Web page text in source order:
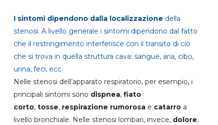
I sintomi dipendono dalla localizzazione della
stenosi. A livello generale i sintomi dipendono dal fatto
che il restringimento interferisce con il transito di ciò
che si trova in quella struttura cava: sangue, aria, cibo,
urina, feci, ecc.
Nelle stenosi dell’apparato respiratorio, per esempio, i
principali sintomi sono dispnea, fiato
corto, tosse, respirazione rumorosa e catarro a
livello bronchiale. Nelle stenosi lombari, invece, dolore,